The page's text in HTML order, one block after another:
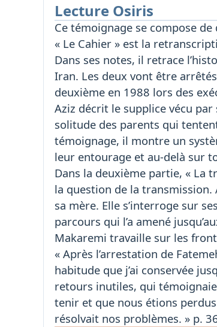
Lecture Osiris
Ce témoignage se compose de
« Le Cahier » est la
Dans ses notes, il retrace
Iran. Les deux vont être
deuxième en 1988 lors des
Aziz décrit le supplice vécu
solitude des parents qui
témoignage, il montre un
leur entourage et au-delà sur
Dans la deuxième partie, « La
la question de la transmission.
sa mère. Elle s’interroge sur
parcours qui l’a amené
Makaremi travaille sur les
« Après l’arrestation de
habitude que j’ai conservée
retours inutiles, qui
tenir et que nous étions
résolvait nos problèmes. » p.